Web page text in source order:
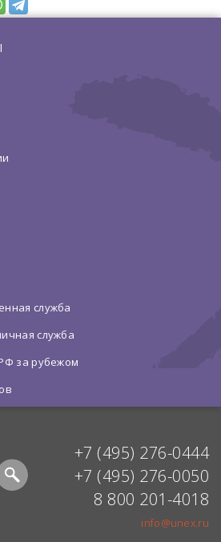
служба
служба
за рубежом
+7 (495) 276-0444
+7 (495) 276-0050
8 800 201-4018
info@unex.ru